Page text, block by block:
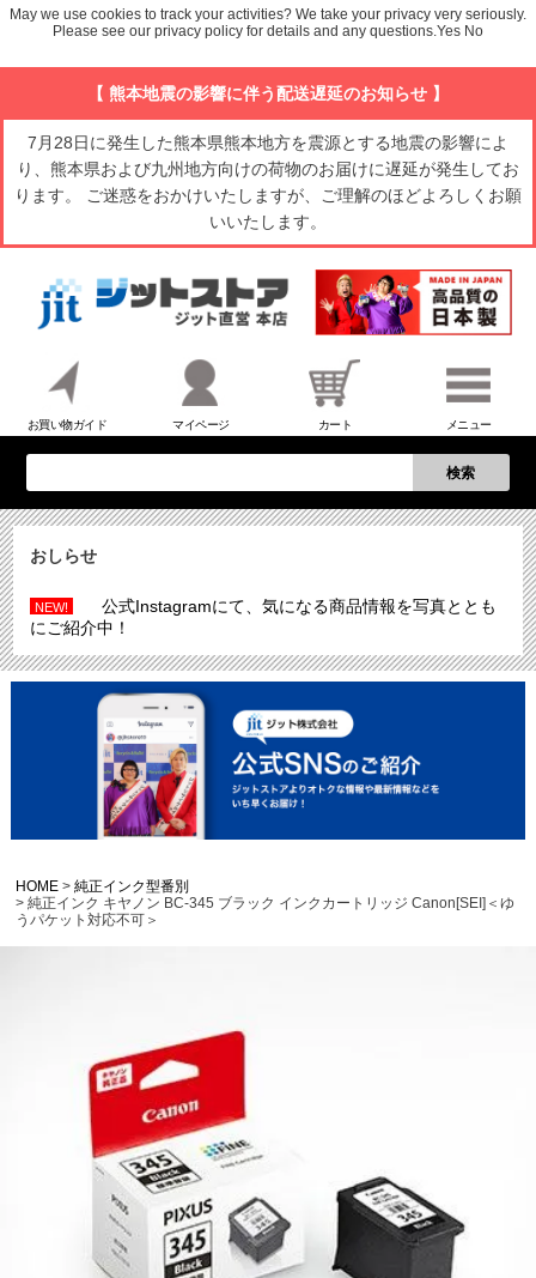
【 熊本地震の影響に伴う配送遅延のお知らせ 】
7月28日に発生した熊本県熊本地方を震源とする地震の影響によ
り、熊本県および九州地方向けの荷物のお届けに遅延が発生してお
ります。 ご迷惑をおかけいたしますが、ご理解のほどよろしくお願
いいたします。
お買い物ガイド マイページ カート メニュー
検索
おしらせ
NEW!
公式Instagramにて、気になる商品情報を写真ととも
にご紹介中！
HOME
純正インク型番別
純正インク キヤノン BC-345 ブラック インクカートリッジ Canon[SEI]＜ゆ
うパケット対応不可＞
May we use cookies to track your activities? We take your privacy very seriously.
Please see our privacy policy for details and any questions.Yes No